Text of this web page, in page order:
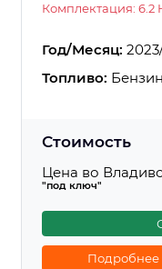
Комплектация: 6.2
Год/Месяц:
Топливо: Бензин
Стоимость
Цена во
"под ключ"
Подробнее